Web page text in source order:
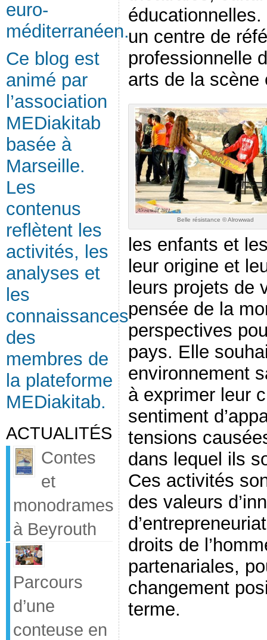
euro-
méditerranéen.
Ce blog est
animé par
l’association
MEDiakitab
basée à
Marseille.
Les
contenus
reflètent les
activités, les
analyses et
les
connaissances
des
membres de
la plateforme
MEDiakitab.
ACTUALITÉS
Contes
et
monodrames
à Beyrouth
Parcours
d’une
conteuse en
un centre de
professionnelle
arts de la
Belle résistance © Alrowwad
les enfants et
leur origine et
leurs projets de
pensée de la
perspectives
pays. Elle
environnement
à exprimer leur
sentiment
tensions
dans lequel ils
Ces activités
des valeurs
droits de
partenariales,
changement
terme.